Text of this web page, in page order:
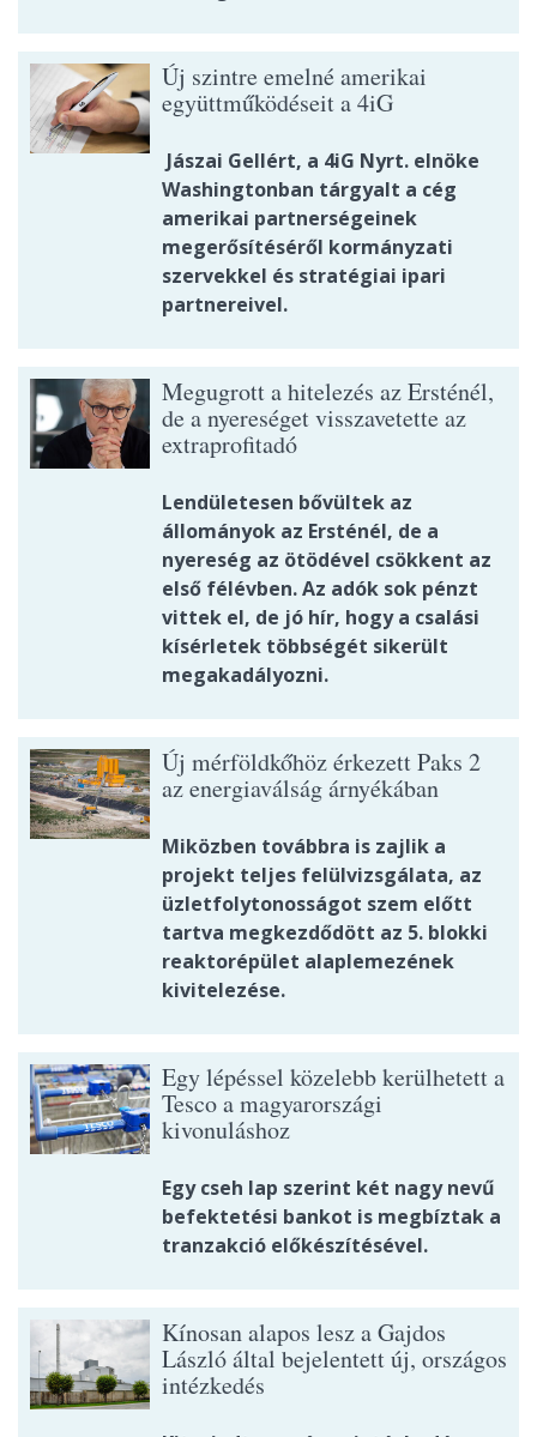
Új szintre emelné amerikai
együttműködéseit a 4iG
Jászai Gellért, a 4iG Nyrt. elnöke
Washingtonban tárgyalt a cég
amerikai partnerségeinek
megerősítéséről kormányzati
szervekkel és stratégiai ipari
partnereivel.
Megugrott a hitelezés az Ersténél,
de a nyereséget visszavetette az
extraprofitadó
Lendületesen bővültek az
állományok az Ersténél, de a
nyereség az ötödével csökkent az
első félévben. Az adók sok pénzt
vittek el, de jó hír, hogy a csalási
kísérletek többségét sikerült
megakadályozni.
Új mérföldkőhöz érkezett Paks 2
az energiaválság árnyékában
Miközben továbbra is zajlik a
projekt teljes felülvizsgálata, az
üzletfolytonosságot szem előtt
tartva megkezdődött az 5. blokki
reaktorépület alaplemezének
kivitelezése.
Egy lépéssel közelebb kerülhetett a
Tesco a magyarországi
kivonuláshoz
Egy cseh lap szerint két nagy nevű
befektetési bankot is megbíztak a
tranzakció előkészítésével.
Kínosan alapos lesz a Gajdos
László által bejelentett új, országos
intézkedés